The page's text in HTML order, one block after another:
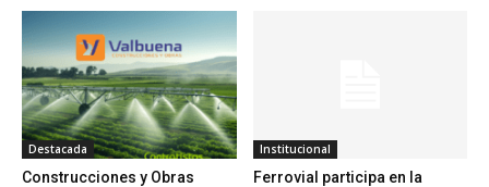
Destacada
Construcciones y Obras
Institucional
Ferrovial participa en la